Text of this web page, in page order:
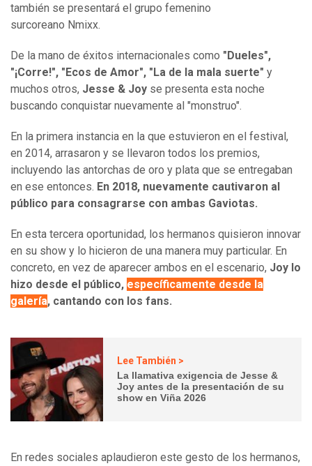
también se presentará el grupo femenino
surcoreano Nmixx.
De la mano de éxitos internacionales como "Dueles",
"¡Corre!", "Ecos de Amor", "La de la mala suerte" y
muchos otros, Jesse & Joy se presenta esta noche
buscando conquistar nuevamente al "monstruo".
En la primera instancia en la que estuvieron en el festival,
en 2014, arrasaron y se llevaron todos los premios,
incluyendo las antorchas de oro y plata que se entregaban
en ese entonces. En 2018, nuevamente cautivaron al
público para consagrarse con ambas Gaviotas.
En esta tercera oportunidad, los hermanos quisieron innovar
en su show y lo hicieron de una manera muy particular. En
concreto, en vez de aparecer ambos en el escenario, Joy lo
hizo desde el público, específicamente desde la
galería, cantando con los fans.
Lee También >
La llamativa exigencia de Jesse &
Joy antes de la presentación de su
show en Viña 2026
En redes sociales aplaudieron este gesto de los hermanos,